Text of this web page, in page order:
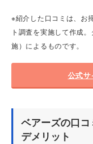
※紹介した口コミは、お
ト調査を実施して作成
施）によるものです。
公式サ
ベアーズの口コ
デメリット